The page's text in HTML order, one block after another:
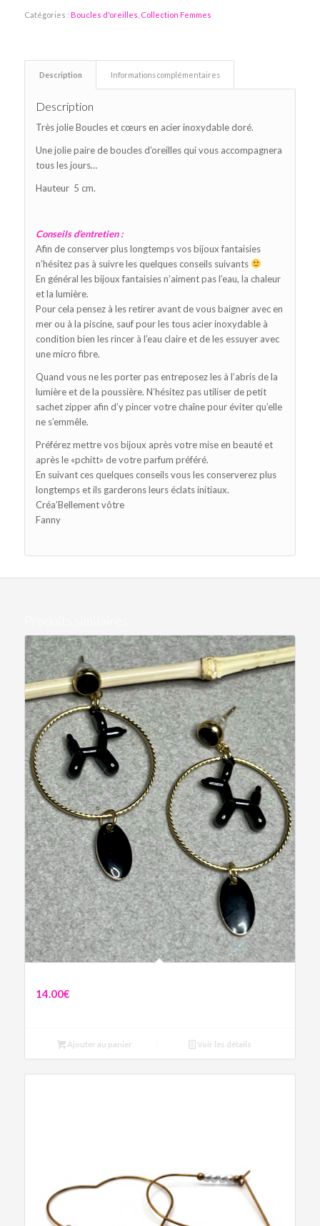
Catégories : Boucles d'oreilles Collection Femmes
Description Informations complémentaires
Description
Très jolie Boucles et cœurs en acier inoxydable doré.
Une jolie paire de boucles d’oreilles qui vous accompagnera
tous les jours…
Hauteur 5 cm.
Conseils d’entretien :
Afin de conserver plus longtemps vos bijoux fantaisies
n’hésitez pas à suivre les quelques conseils suivants
En général les bijoux fantaisies n’aiment pas l’eau, la chaleur
et la lumière.
Pour cela pensez à les retirer avant de vous baigner avec en
mer ou à la piscine, sauf pour les tous acier inoxydable à
condition bien les rincer à l’eau claire et de les essuyer avec
une micro fibre.
Quand vous ne les porter pas entreposez les à l’abris de la
lumière et de la poussière. N’hésitez pas utiliser de petit
sachet zipper afin d’y pincer votre chaîne pour éviter qu’elle
ne s’emmêle.
Préférez mettre vos bijoux après votre mise en beauté et
après le «pchitt» de votre parfum préféré.
En suivant ces quelques conseils vous les conserverez plus
longtemps et ils garderons leurs éclats initiaux.
Créa’Bellement vôtre
Fanny
14.00€
Ajouter au panier Voir les détails